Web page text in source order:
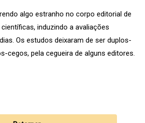
algo estranho no corpo editorial de
induzindo a avaliações
Os estudos deixaram de ser duplos-
cegos, pela cegueira de alguns editores.